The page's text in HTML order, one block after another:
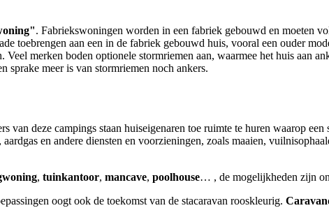
. Fabriekswoningen worden in een fabriek gebouwd en moeten
toebrengen aan een in de fabriek gebouwd huis, vooral een ouder
merken boden optionele stormriemen aan, waarmee het huis aan
sprake meer is van stormriemen noch ankers.
van deze campings staan huiseigenaren toe ruimte te huren waarop
en andere diensten en voorzieningen, zoals maaien,
, tuinkantoor, mancave, poolhouse… , de mogelijkheden zijn
oogt ook de toekomst van de stacaravan rooskleurig.